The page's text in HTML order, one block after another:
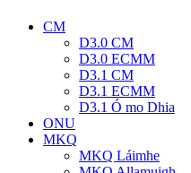
CM
D3.0 CM
D3.0 ECMM
D3.1 CM
D3.1 ECMM
D3.1 Ó mo Dhia
ONU
MKQ
MKQ Láimhe